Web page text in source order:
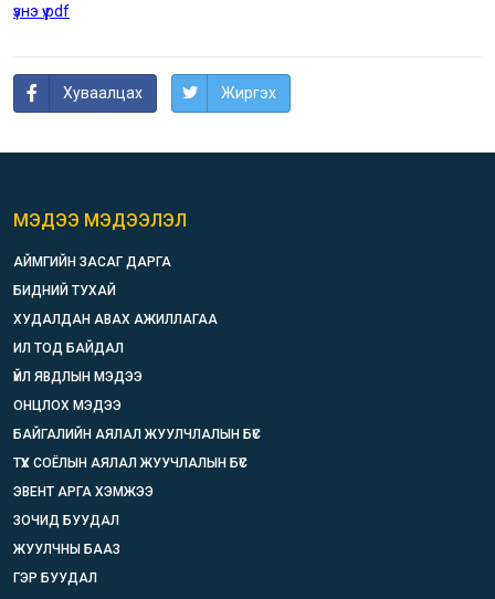
үзнэ үү.pdf
Хуваалцах Жиргэх
МЭДЭЭ МЭДЭЭЛЭЛ
АЙМГИЙН ЗАСАГ ДАРГА
БИДНИЙ ТУХАЙ
ХУДАЛДАН АВАХ АЖИЛЛАГАА
ИЛ ТОД БАЙДАЛ
ҮЙЛ ЯВДЛЫН МЭДЭЭ
ОНЦЛОХ МЭДЭЭ
БАЙГАЛИЙН АЯЛАЛ ЖУУЛЧЛАЛЫН БҮС
ТҮҮХ СОЁЛЫН АЯЛАЛ ЖУУЧЛАЛЫН БҮС
ЭВЕНТ АРГА ХЭМЖЭЭ
ЗОЧИД БУУДАЛ
ЖУУЛЧНЫ БААЗ
ГЭР БУУДАЛ